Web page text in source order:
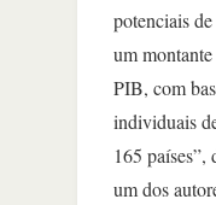
potenciais
um
PIB, com
individuais
165 países”,
um dos